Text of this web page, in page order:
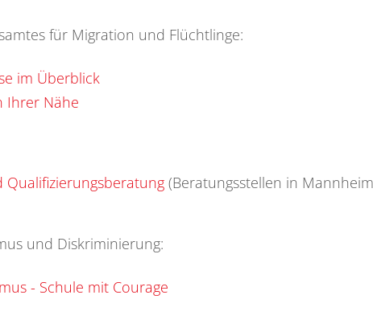
für Migration und Flüchtlinge:
im Überblick
Ihrer Nähe
Qualifizierungsberatung (Beratungsstellen in
und Diskriminierung:
- Schule mit Courage